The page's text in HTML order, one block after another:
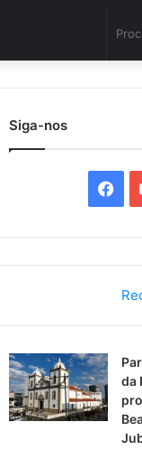
Siga-nos
c
e
b
o
o
k
da